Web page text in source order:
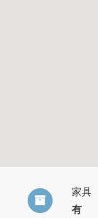
家具
有